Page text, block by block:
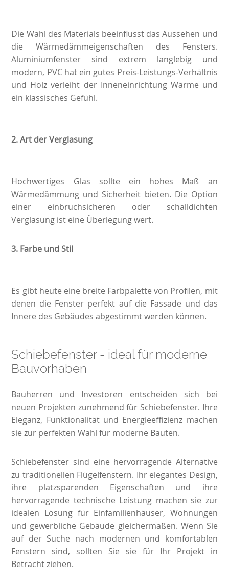
Die Wahl des Materials beeinflusst das Aussehen und
die Wärmedämmeigenschaften des Fensters.
Aluminiumfenster sind extrem langlebig und
modern, PVC hat ein gutes Preis-Leistungs-Verhältnis
und Holz verleiht der Inneneinrichtung Wärme und
ein klassisches Gefühl.
2.Art der Verglasung
Hochwertiges Glas sollte ein hohes Maß an
Wärmedämmung und Sicherheit bieten. Die Option
einer einbruchsicheren oder schalldichten
Verglasung ist eine Überlegung wert.
3. Farbe und Stil
Es gibt heute eine breite Farbpalette von Profilen, mit
denen die Fenster perfekt auf die Fassade und das
Innere des Gebäudes abgestimmt werden können.
Schiebefenster - ideal für moderne
Bauvorhaben
Bauherren und Investoren entscheiden sich bei
neuen Projekten zunehmend für Schiebefenster. Ihre
Eleganz, Funktionalität und Energieeffizienz machen
sie zur perfekten Wahl für moderne Bauten.
Schiebefenster sind eine hervorragende Alternative
zu traditionellen Flügelfenstern. Ihr elegantes Design,
ihre platzsparenden Eigenschaften und ihre
hervorragende technische Leistung machen sie zur
idealen Lösung für Einfamilienhäuser, Wohnungen
und gewerbliche Gebäude gleichermaßen. Wenn Sie
auf der Suche nach modernen und komfortablen
Fenstern sind, sollten Sie sie für Ihr Projekt in
Betracht ziehen.